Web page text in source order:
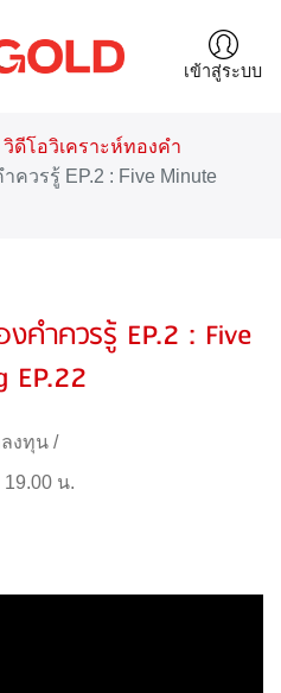
เข้าสู่ระบบ
วิดีโอวิเคราะห์ทองคำ
ควรรู้ EP.2 : Five Minute
คำควรรู้ EP.2 : Five
EP.22
งทุน /
น.